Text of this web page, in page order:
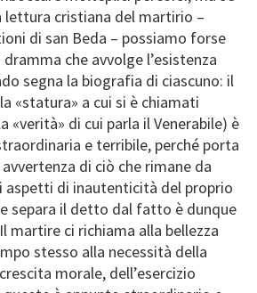
lettura cristiana del martirio –
di san Beda – possiamo forse
che avvolge l’esistenza
segna la biografia di ciascuno: il
«statura» a cui si è chiamati
«verità» di cui parla il Venerabile) è
e terribile, perché porta
di ciò che rimane da
aspetti di inautenticità del proprio
separa il detto dal fatto è dunque
martire ci richiama alla bellezza
stesso alla necessità della
morale, dell’esercizio